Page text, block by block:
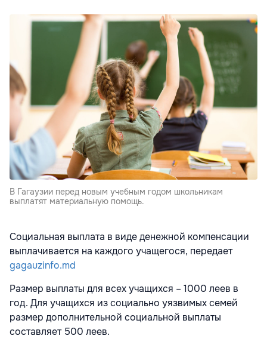
В Гагаузии перед новым учебным годом школьникам
выплатят материальную помощь.
Социальная выплата в виде денежной компенсации
выплачивается на каждого учащегося, передает
gagauzinfo.md
Размер выплаты для всех учащихся – 1000 леев в
год. Для учащихся из социально уязвимых семей
размер дополнительной социальной выплаты
составляет 500 леев.